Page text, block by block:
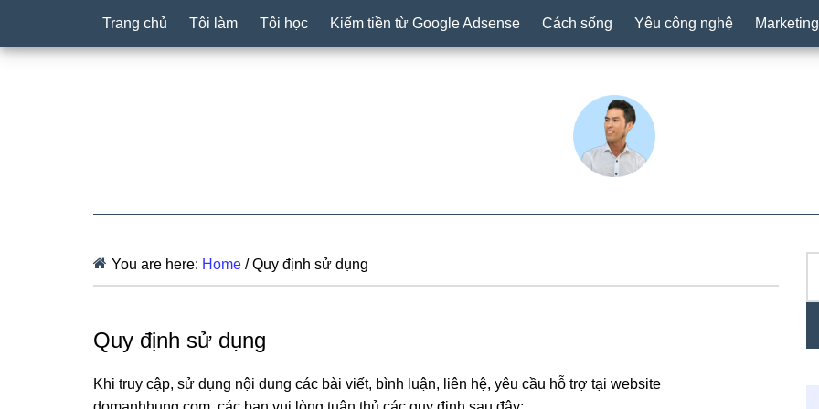
Trang chủ Tôi làm Tôi học Kiếm tiền từ Google Adsense Cách sống Yêu công nghệ Marketing
You are here: Home /Quy định sử dụng
Quy định sử dụng
Khi truy cập, sử dụng nội dung các bài viết, bình luận, liên hệ, yêu cầu hỗ trợ tại website